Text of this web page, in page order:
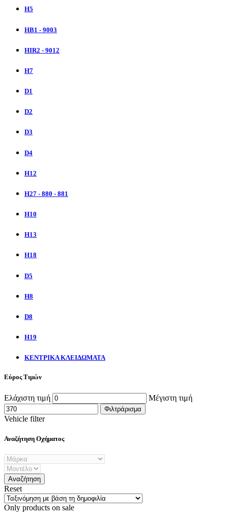
H5
HB1 - 9003
HIR2 - 9012
H7
D1
D2
D3
D4
H12
H27 - 880 - 881
H10
H13
H18
D5
H8
D8
H19
ΚΕΝΤΡΙΚΑ ΚΛΕΙΔΩΜΑΤΑ
Εύρος Τιμών
Ελάχιστη τιμή Μέγιστη τιμή
Φιλτράρισμα
Vehicle filter
Αναζήτηση Οχήματος
Reset
Only products on sale